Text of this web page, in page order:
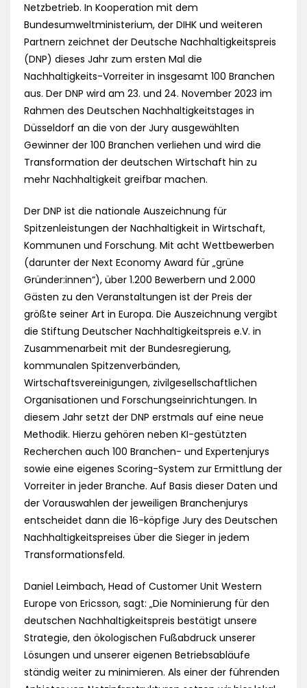
Netzbetrieb. In Kooperation mit dem
Bundesumweltministerium, der DIHK und weiteren
Partnern zeichnet der Deutsche Nachhaltigkeitspreis
(DNP) dieses Jahr zum ersten Mal die
Nachhaltigkeits-Vorreiter in insgesamt 100 Branchen
aus. Der DNP wird am 23. und 24. November 2023 im
Rahmen des Deutschen Nachhaltigkeitstages in
Düsseldorf an die von der Jury ausgewählten
Gewinner der 100 Branchen verliehen und wird die
Transformation der deutschen Wirtschaft hin zu
mehr Nachhaltigkeit greifbar machen.
Der DNP ist die nationale Auszeichnung für
Spitzenleistungen der Nachhaltigkeit in Wirtschaft,
Kommunen und Forschung. Mit acht Wettbewerben
(darunter der Next Economy Award für „grüne
Gründer:innen“), über 1.200 Bewerbern und 2.000
Gästen zu den Veranstaltungen ist der Preis der
größte seiner Art in Europa. Die Auszeichnung vergibt
die Stiftung Deutscher Nachhaltigkeitspreis e.V. in
Zusammenarbeit mit der Bundesregierung,
kommunalen Spitzenverbänden,
Wirtschaftsvereinigungen, zivilgesellschaftlichen
Organisationen und Forschungseinrichtungen. In
diesem Jahr setzt der DNP erstmals auf eine neue
Methodik. Hierzu gehören neben KI-gestützten
Recherchen auch 100 Branchen- und Expertenjurys
sowie eine eigenes Scoring-System zur Ermittlung der
Vorreiter in jeder Branche. Auf Basis dieser Daten und
der Vorauswahlen der jeweiligen Branchenjurys
entscheidet dann die 16-köpfige Jury des Deutschen
Nachhaltigkeitspreises über die Sieger in jedem
Transformationsfeld.
Daniel Leimbach, Head of Customer Unit Western
Europe von Ericsson, sagt: „Die Nominierung für den
deutschen Nachhaltigkeitspreis bestätigt unsere
Strategie, den ökologischen Fußabdruck unserer
Lösungen und unserer eigenen Betriebsabläufe
ständig weiter zu minimieren. Als einer der führenden